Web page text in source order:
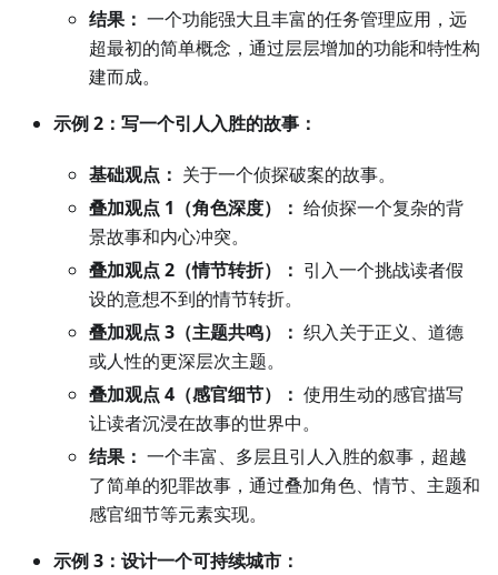
结果： 一个功能强大且丰富的任务管理应用，远
超最初的简单概念，通过层层增加的功能和特性构
建而成。
示例 2：写一个引人入胜的故事：
基础观点： 关于一个侦探破案的故事。
叠加观点 1（角色深度）： 给侦探一个复杂的背
景故事和内心冲突。
叠加观点 2（情节转折）： 引入一个挑战读者假
设的意想不到的情节转折。
叠加观点 3（主题共鸣）： 织入关于正义、道德
或人性的更深层次主题。
叠加观点 4（感官细节）： 使用生动的感官描写
让读者沉浸在故事的世界中。
结果： 一个丰富、多层且引人入胜的叙事，超越
了简单的犯罪故事，通过叠加角色、情节、主题和
感官细节等元素实现。
示例 3：设计一个可持续城市：